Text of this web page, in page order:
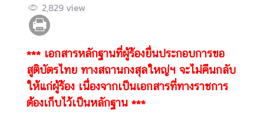
สุ
ล
ห
ญ่
บ
2,829 view
*** เอกสารหลักฐานที่ผู้ร้องยื่นประกอบการขอ
สูติบัตรไทย ทางสถานกงสุลใหญ่ฯ จะไม่คืนกลับ
ให้แก่ผู้ร้อง เนื่องจากเป็นเอกสารที่ทางราชการ
ต้องเก็บไว้เป็นหลักฐาน ***